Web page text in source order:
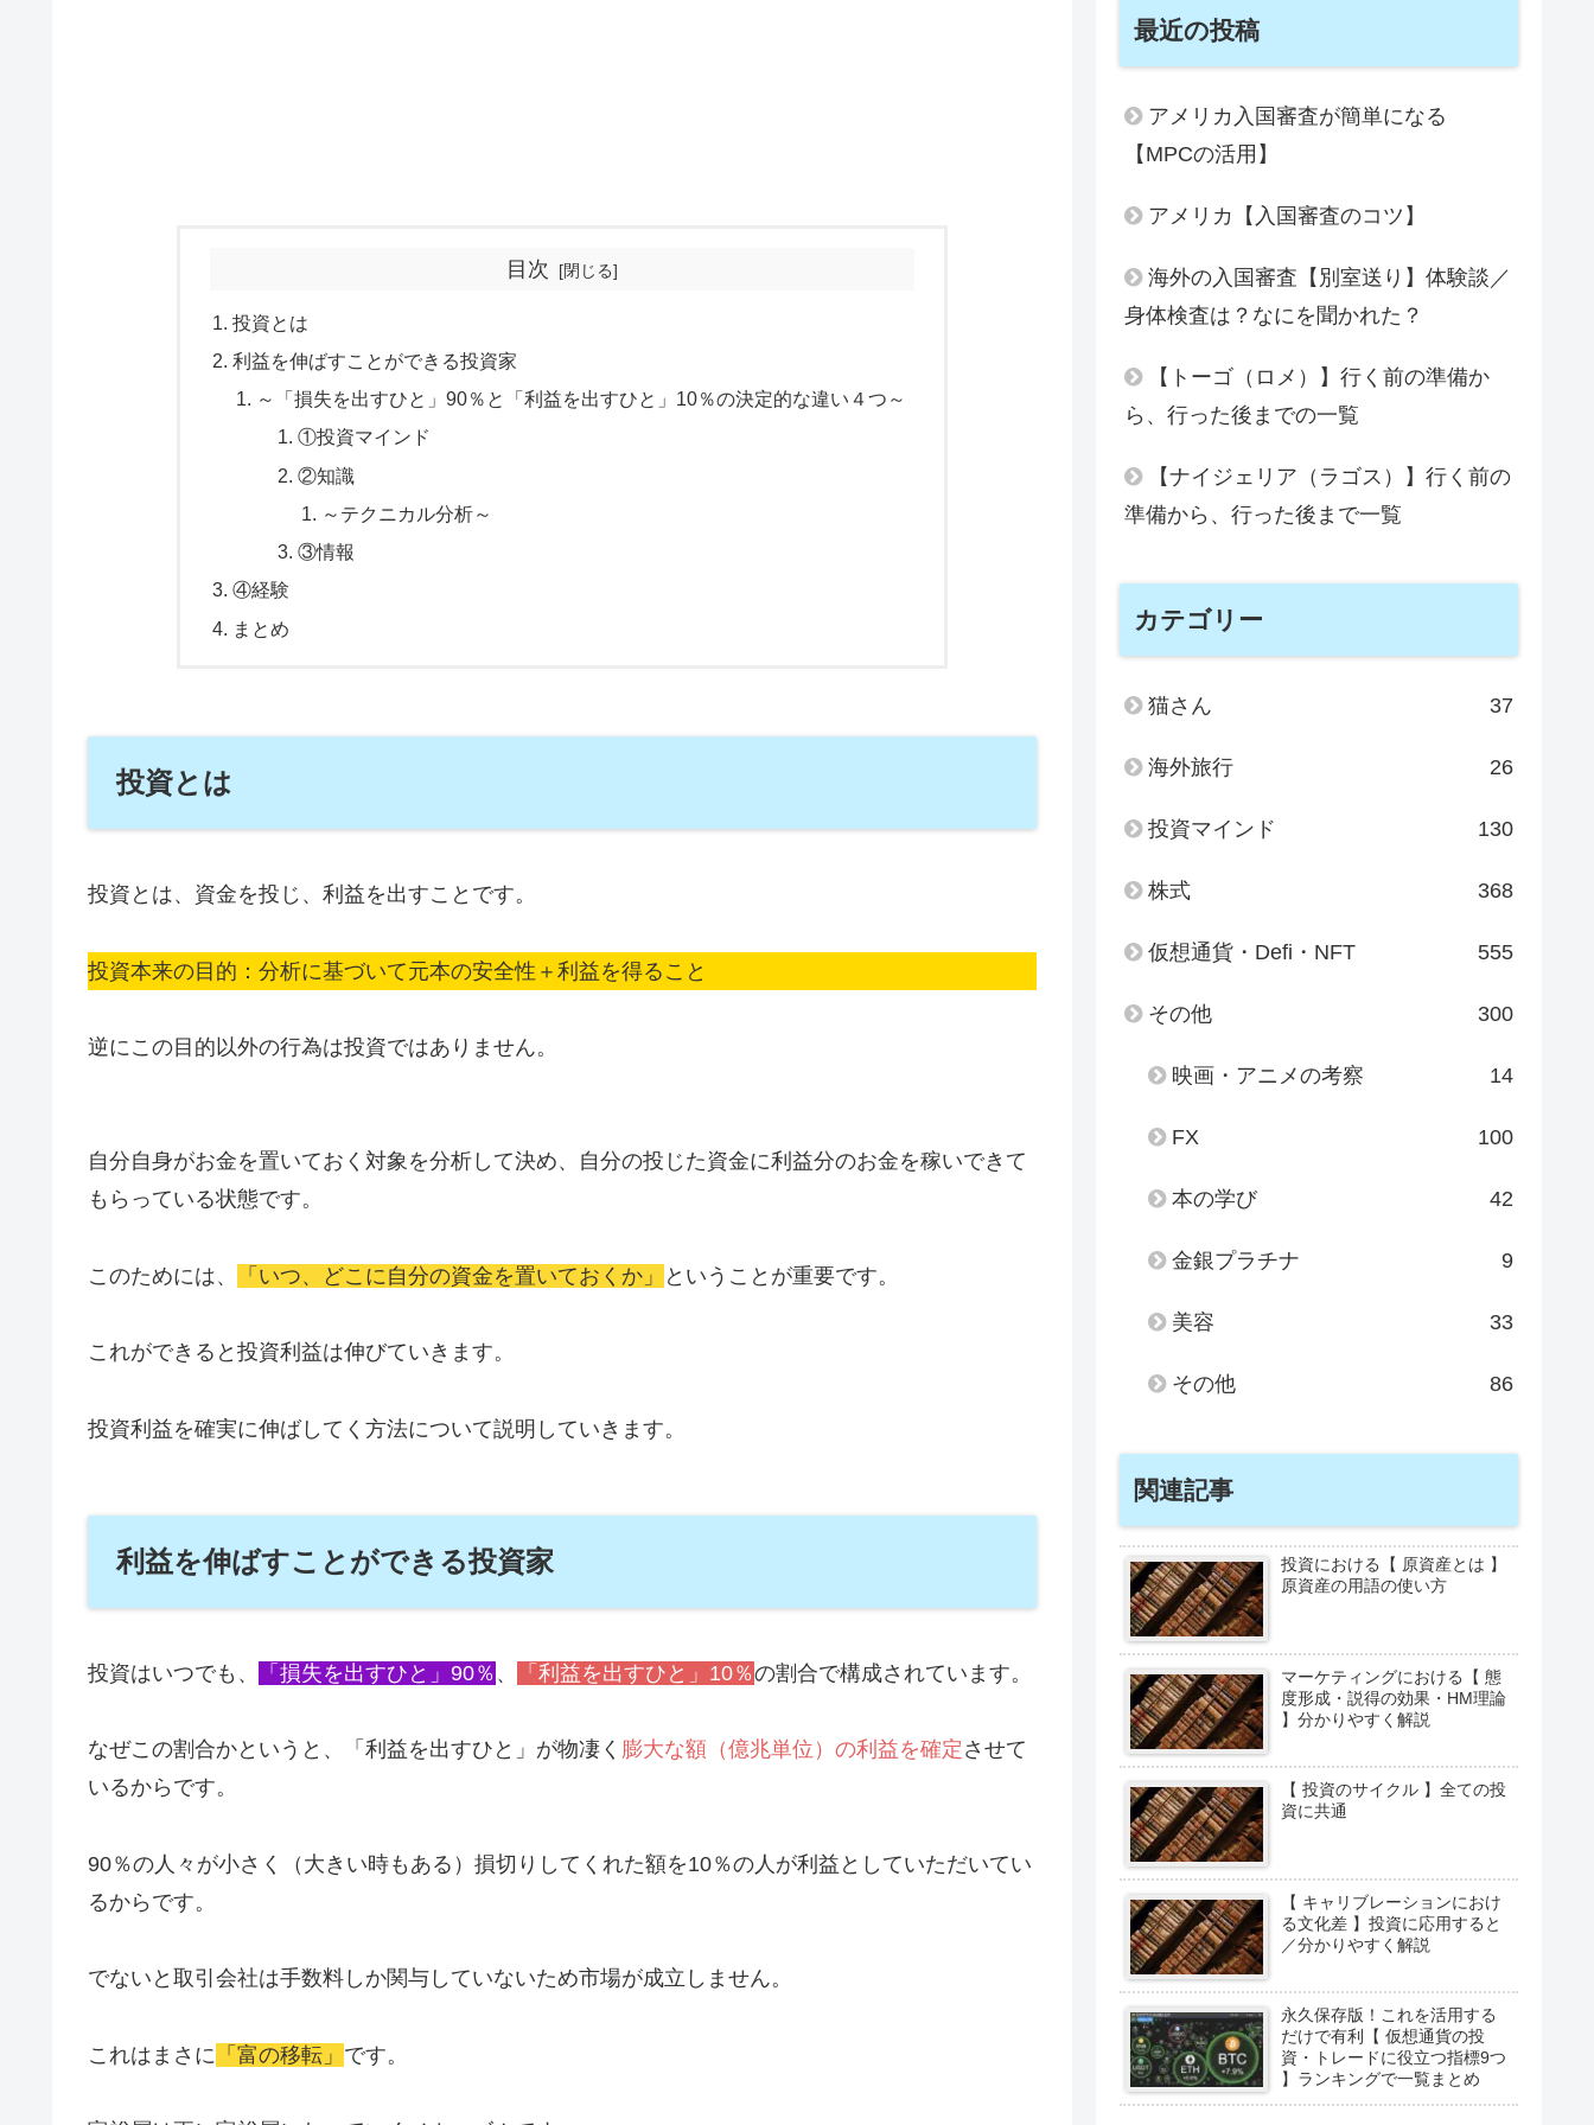
目次
投資とは
利益を伸ばすことができる投資家
～「損失を出すひと」90％と「利益を出すひと」10％の決定的な違い４つ～
①投資マインド
②知識
～テクニカル分析～
③情報
④経験
まとめ
投資とは
投資とは、資金を投じ、利益を出すことです。
投資本来の目的：分析に基づいて元本の安全性＋利益を得ること
逆にこの目的以外の行為は投資ではありません。
自分自身がお金を置いておく対象を分析して決め、自分の投じた資金に利益分のお金を稼いできて
もらっている状態です。
このためには、 「いつ、どこに自分の資金を置いておくか」 ということが重要です。
これができると投資利益は伸びていきます。
投資利益を確実に伸ばしてく方法について説明していきます。
利益を伸ばすことができる投資家
投資はいつでも、 「損失を出すひと」90％ 、 「利益を出すひと」10％の割合で構成されています。
なぜこの割合かというと、「利益を出すひと」が物凄く 膨大な額（億兆単位）の利益を確定 させて
いるからです。
90％の人々が小さく（大きい時もある）損切りしてくれた額を10％の人が利益としていただいてい
るからです。
でないと取引会社は手数料しか関与していないため市場が成立しません。
これはまさに 「富の移転」 です。
最近の投稿
アメリカ入国審査が簡単になる
【MPCの活用】
アメリカ【入国審査のコツ】
海外の入国審査【別室送り】体験談／
身体検査は？なにを聞かれた？
【トーゴ（ロメ）】行く前の準備か
ら、行った後までの一覧
【ナイジェリア（ラゴス）】行く前の
準備から、行った後まで一覧
カテゴリー
猫さん 37
海外旅行 26
投資マインド 130
株式 368
仮想通貨・Defi・NFT 555
その他 300
映画・アニメの考察 14
FX 100
本の学び 42
金銀プラチナ 9
美容 33
その他 86
関連記事
投資における【 原資産とは 】
原資産の用語の使い方
マーケティングにおける【 態
度形成・説得の効果・HM理論
】分かりやすく解説
【 投資のサイクル 】全ての投
資に共通
【 キャリブレーションにおけ
る文化差 】投資に応用すると
／分かりやすく解説
永久保存版！これを活用する
だけで有利【 仮想通貨の投
資・トレードに役立つ指標9つ
】ランキングで一覧まとめ